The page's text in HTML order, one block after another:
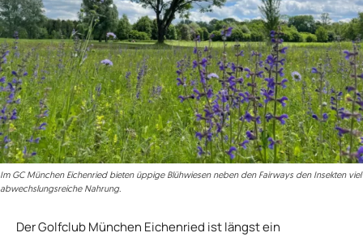
Im GC München Eichenried bieten üppige Blühwiesen neben den Fairways den Insekten viel
abwechslungsreiche Nahrung.
Der Golfclub München Eichenried ist längst ein